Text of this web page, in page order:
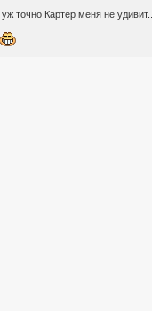
точно Картер меня не